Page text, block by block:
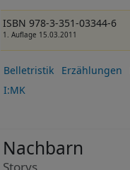
ISBN 978-3-351-03344-6
1. Auflage 15.03.2011
Belletristik Erzählungen
I:MK
Nachbarn
Storys